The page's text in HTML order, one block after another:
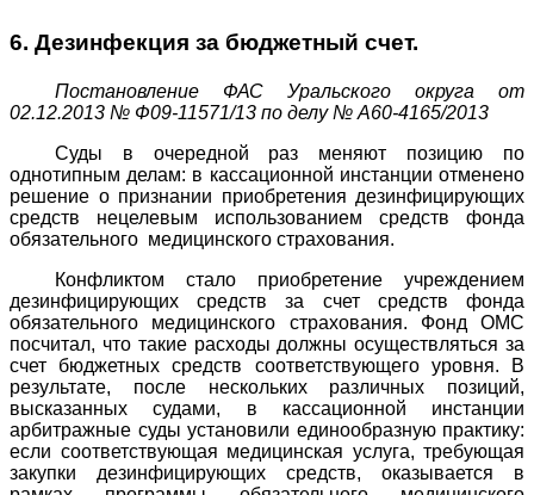
6. Дезинфекция за бюджетный счет.
Постановление ФАС Уральского округа от
02.12.2013 № Ф09-11571/13 по делу № А60-4165/2013
Суды в очередной раз меняют позицию по
однотипным делам: в кассационной инстанции отменено
решение о признании приобретения дезинфицирующих
средств нецелевым использованием средств фонда
обязательного медицинского страхования.
Конфликтом стало приобретение учреждением
дезинфицирующих средств за счет средств фонда
обязательного медицинского страхования. Фонд ОМС
посчитал, что такие расходы должны осуществляться за
счет бюджетных средств соответствующего уровня. В
результате, после нескольких различных позиций,
высказанных судами, в кассационной инстанции
арбитражные суды установили единообразную практику:
если соответствующая медицинская услуга, требующая
закупки дезинфицирующих средств, оказывается в